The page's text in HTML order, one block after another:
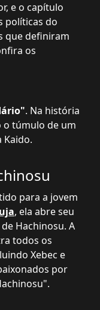
e o capítulo
políticas do
que definiram
os
. Na história
o túmulo de um
para a jovem
, ela abre seu
Hachinosu. A
todos os
Xebec e
por